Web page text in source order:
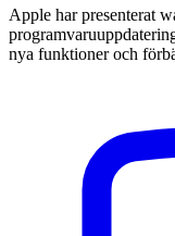
Apple har presenterat
nya funktioner och